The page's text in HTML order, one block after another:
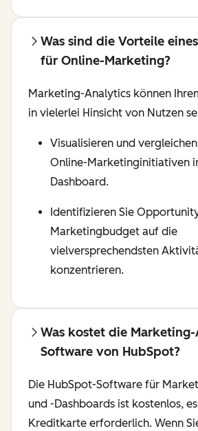
Was sind die Vorteile
für Online-Marketing?
Marketing-Analytics können
in vielerlei Hinsicht von Nutzen
Visualisieren und
Online-Marketinginitiativen
Dashboard.
Identifizieren Sie
Marketingbudget auf die
vielversprechendsten
konzentrieren.
Was kostet die
Software von HubSpot?
Die HubSpot-Software für
und -Dashboards ist kostenlos,
Kreditkarte erforderlich. Wenn